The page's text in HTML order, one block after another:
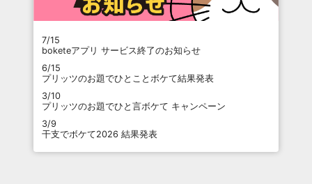
7/15
boketeアプリ サービス終了のお知らせ
6/15
プリッツのお題でひとことボケて結果発表
3/10
プリッツのお題でひと言ボケて キャンペーン
3/9
干支でボケて2026 結果発表